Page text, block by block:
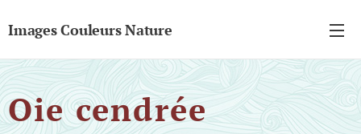
Images Couleurs Nature
Oie cendrée